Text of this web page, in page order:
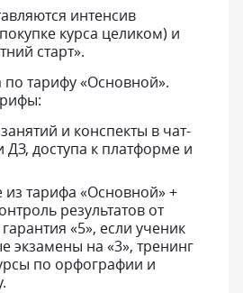
интенсив
курса целиком) и
старт».
по тарифу «Основной».
и конспекты в чат-
ДЗ, доступа к платформе и
тарифа «Основной» +
результатов от
«5», если ученик
экзамены на «3», тренинг
по орфографии и